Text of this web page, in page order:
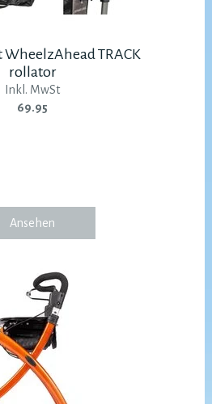
WheelzAhead TRACK
rollator
Inkl. MwSt
69.95
Ansehen